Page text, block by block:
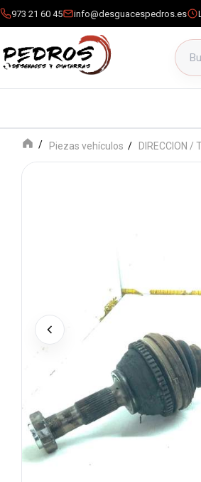
973 21 60 45 info@desguacespedros.es
Piezas vehículos DIRECCION /